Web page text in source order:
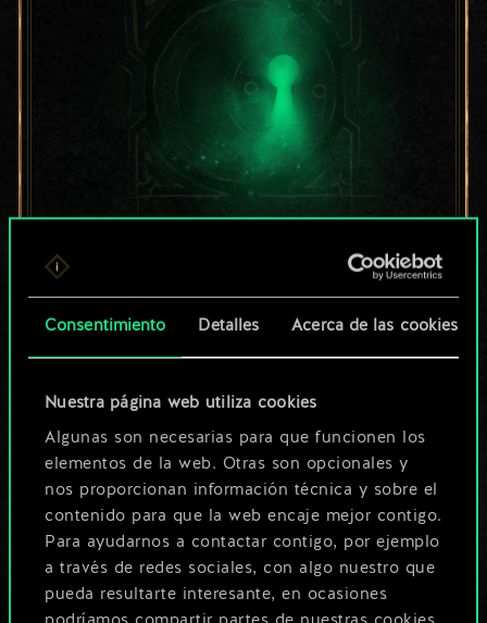
Consentimiento Detalles Acerca de las cookies
Nuestra página web utiliza cookies
Algunas son necesarias para que funcionen los
elementos de la web. Otras son opcionales y
nos proporcionan información técnica y sobre el
contenido para que la web encaje mejor contigo.
Para ayudarnos a contactar contigo, por ejemplo
a través de redes sociales, con algo nuestro que
pueda resultarte interesante, en ocasiones
Por ahora, solo es
un conjunto de
cartas compartido.
¡Pero puede llegar a
ser mucho más!
Poner nombre a esta baraja y crear
una guía